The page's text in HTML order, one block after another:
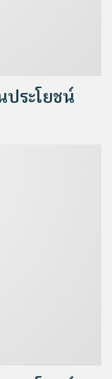
ระโยชน์